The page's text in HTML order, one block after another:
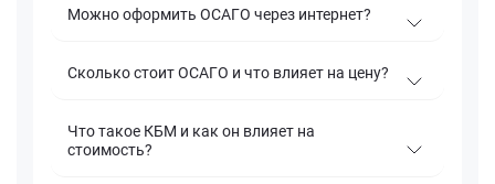
Можно оформить ОСАГО через интернет?
Сколько стоит ОСАГО и что влияет на цену?
Что такое КБМ и как он влияет на
стоимость?